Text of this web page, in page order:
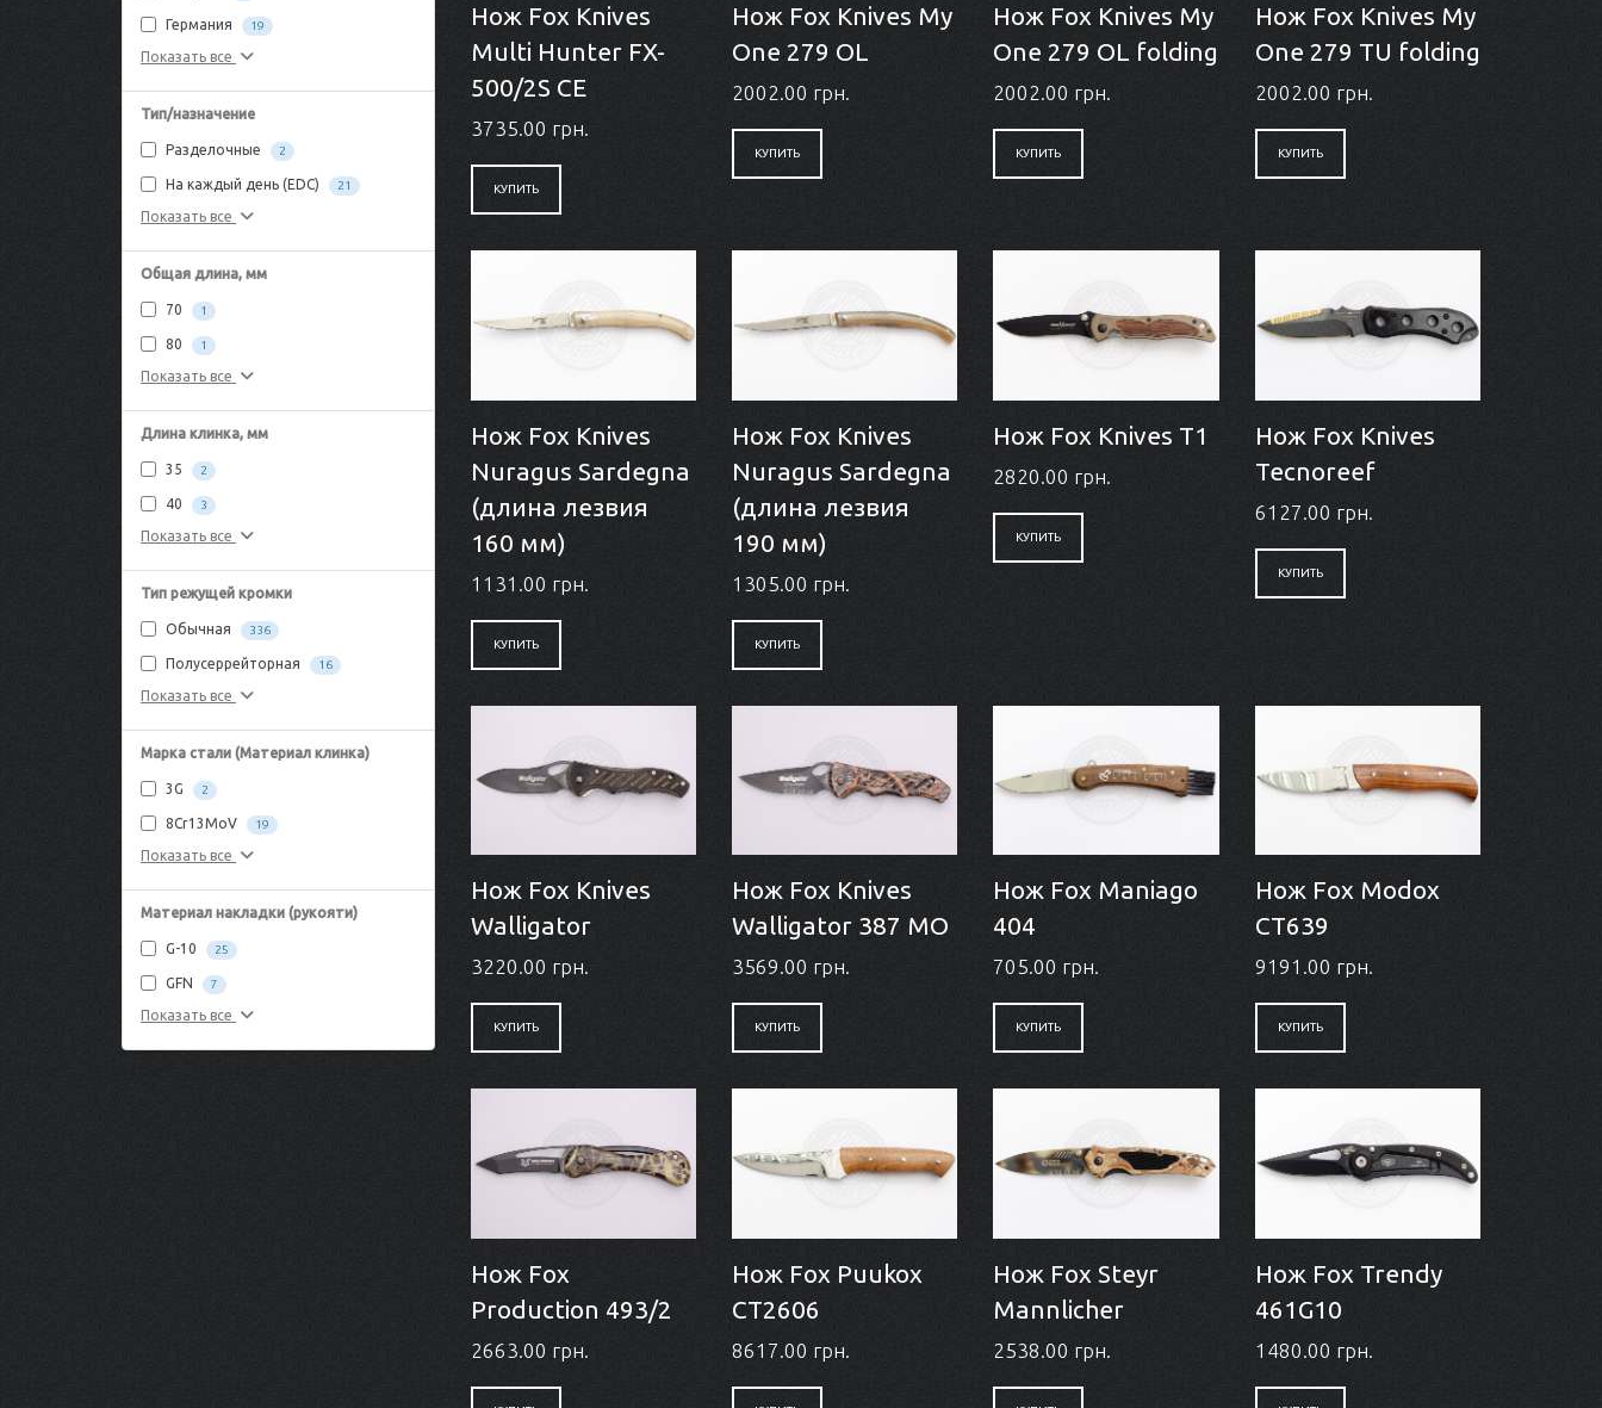
Германия 19
Показать все
Тип/назначение
Разделочные 2
На каждый день (EDC) 21
Показать все
Общая длина, мм
70 1
80 1
Показать все
Длина клинка, мм
35 2
40 3
Показать все
Тип режущей кромки
Обычная 336
Полусеррейторная 16
Показать все
Марка стали (Материал клинка)
3G 2
8Cr13MoV 19
Показать все
Материал накладки (рукояти)
G-10 25
GFN 7
Показать все
Нож Fox Knives
Multi Hunter FX-
500/2S СЕ
3735.00 грн.
КУПИТЬ
Нож Fox Knives My
One 279 OL
2002.00 грн.
КУПИТЬ
Нож Fox Knives My
One 279 OL folding
2002.00 грн.
КУПИТЬ
Нож Fox Knives My
One 279 TU folding
2002.00 грн.
КУПИТЬ
Нож Fox Knives
Nuragus Sardegna
(длина лезвия
160 мм)
1131.00 грн.
КУПИТЬ
Нож Fox Knives
Nuragus Sardegna
(длина лезвия
190 мм)
1305.00 грн.
КУПИТЬ
Нож Fox Knives T1
2820.00 грн.
КУПИТЬ
Нож Fox Knives
Tecnoreef
6127.00 грн.
КУПИТЬ
Нож Fox Knives
Walligator
3220.00 грн.
КУПИТЬ
Нож Fox Knives
Walligator 387 MO
3569.00 грн.
КУПИТЬ
Нож Fox Maniago
404
705.00 грн.
КУПИТЬ
Нож Fox Modox
CT639
9191.00 грн.
КУПИТЬ
Нож Fox
Production 493/2
2663.00 грн.
Нож Fox Puukox
CT2606
8617.00 грн.
Нож Fox Steyr
Mannlicher
2538.00 грн.
Нож Fox Trendy
461G10
1480.00 грн.